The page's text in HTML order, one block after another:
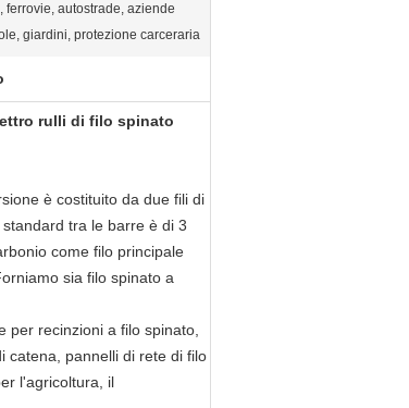
ferrovie, autostrade, aziende
giardini, protezione carceraria
rulli di filo spinato
è costituito da due fili di
tra le barre è di 3
come filo principale
sia filo spinato a
per recinzioni a filo spinato,
catena, pannelli di rete di filo
l'agricoltura, il